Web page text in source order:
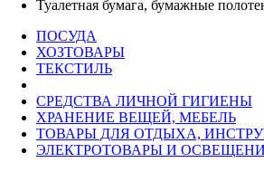
Туалетная бумага, бумажные
ПОСУДА
ХОЗТОВАРЫ
ТЕКСТИЛЬ
СРЕДСТВА ЛИЧНОЙ ГИГИЕНЫ
ХРАНЕНИЕ ВЕЩЕЙ, МЕБЕЛЬ
ТОВАРЫ ДЛЯ ОТДЫХА,
ЭЛЕКТРОТОВАРЫ И